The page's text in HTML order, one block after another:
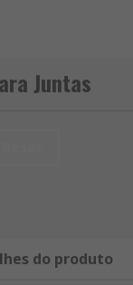
Juntas
do produto